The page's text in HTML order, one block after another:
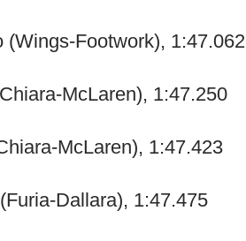
(Wings-Footwork), 1:47.062
McLaren), 1:47.250
McLaren), 1:47.423
Dallara), 1:47.475